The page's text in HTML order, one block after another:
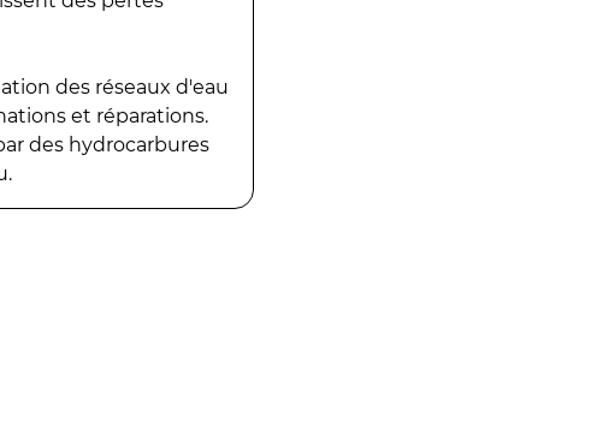
des réseaux d'eau
et réparations.
des hydrocarbures